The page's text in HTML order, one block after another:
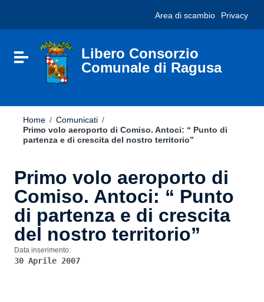
sito
include
Vai al footer
Area di scambio Privacy
Attiva / disattiva la navigazione
Libero Consorzio
Comunale di Ragusa
Home / Comunicati /
Primo volo aeroporto di Comiso. Antoci: “ Punto di
partenza e di crescita del nostro territorio”
Primo volo aeroporto di
Comiso. Antoci: “ Punto
di partenza e di crescita
del nostro territorio”
Data inserimento:
30 Aprile 2007